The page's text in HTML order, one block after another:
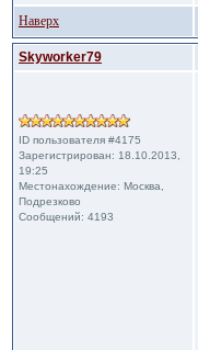
Наверх
Skyworker79
ID пользователя #4175
Зарегистрирован: 18.10.2013,
19:25
Местонахождение: Москва,
Подрезково
Сообщений: 4193